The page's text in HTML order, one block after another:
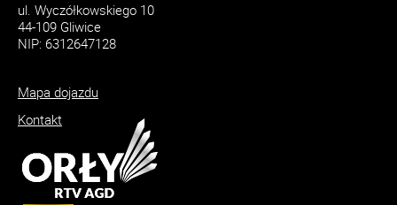
ul. Wyczółkowskiego 10
44-109 Gliwice
NIP: 6312647128
Mapa dojazdu
Kontakt